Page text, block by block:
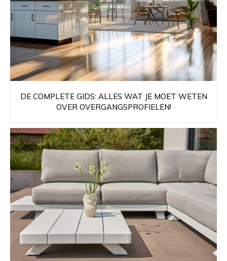
DE COMPLETE GIDS: ALLES WAT JE MOET WETEN
OVER OVERGANGSPROFIELEN!